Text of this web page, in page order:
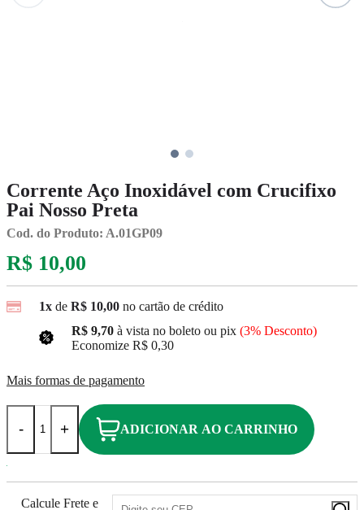
Corrente Aço Inoxidável com Crucifixo
Pai Nosso Preta
Cod. do Produto: A.01GP09
R$ 10,00
1x de R$ 10,00 no cartão de crédito
R$ 9,70 à vista no boleto ou pix (3% Desconto)
Economize R$ 0,30
Mais formas de pagamento
- + ADICIONAR AO CARRINHO
Calcule Frete e